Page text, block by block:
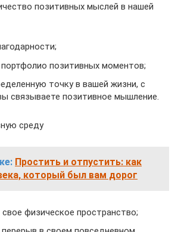
позитивных мыслей в нашей
позитивных моментов;
точку в вашей жизни, с
связываете позитивное мышление.
среду
Простить и отпустить: как
который был вам дорог
физическое пространство;